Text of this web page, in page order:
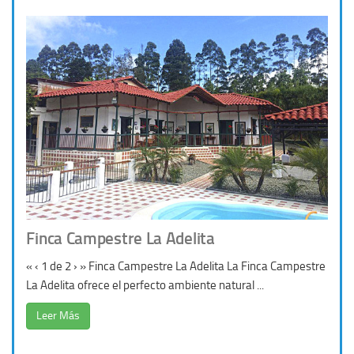
Finca Campestre La Adelita
« ‹ 1 de 2 › » Finca Campestre La Adelita La Finca Campestre
La Adelita ofrece el perfecto ambiente natural ...
Leer Más